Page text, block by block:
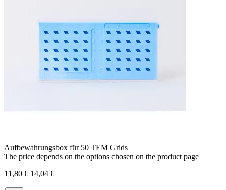
Aufbewahrungsbox für 50 TEM Grids
The price depends on the options chosen on the product page
11,80 € 14,04 €